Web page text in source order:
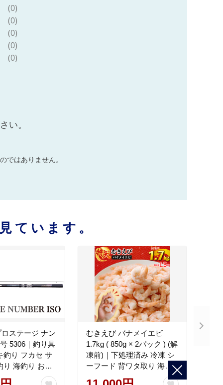
(0)
(0)
(0)
(0)
(0)
い。
ではありません。
ています。
ステージ ナン
5306｜釣り具
釣り フカセ サ
り 海釣り おす
崎日新 愛媛県
むきえび バナメイエビ
1.7kg ( 850g × 2パック ) (解
凍前)｜下処理済み 冷凍 シ
ーフード 背ワタ取り 海鮮
海老 エビ えび 簡単 下処理